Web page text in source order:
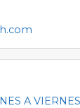
A VIERNES